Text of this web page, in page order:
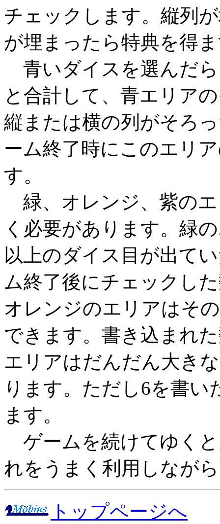
チェックします。縦列
が埋まったら特典を得
青いダイスを選んだ
と合計して、青エリア
縦または横の列がそろ
ーム終了時にこのエリ
す。
緑、オレンジ、紫の
く必要があります。緑
以上のダイス目が出て
ム終了後にチェックし
オレンジのエリアはそ
できます。書き込まれ
エリアはだんだん大き
ります。ただし6を書い
ます。
ゲームを続けてゆく
れをうまく利用しなが
トップページへ